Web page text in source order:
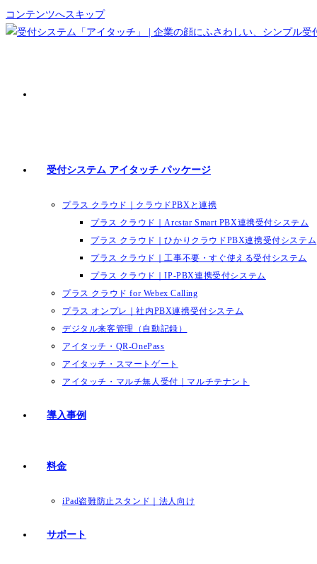
コンテンツへスキップ
受付システム アイタッチ パッケージ
プラス クラウド｜クラウドPBXと連携
プラス クラウド｜Arcstar Smart PBX連携受付システム
プラス クラウド｜ひかりクラウドPBX連携受付システム
プラス クラウド｜工事不要・すぐ使える受付システム
プラス クラウド｜IP-PBX連携受付システム
プラス クラウド for Webex Calling
プラス オンプレ｜社内PBX連携受付システム
デジタル来客管理（自動記録）
アイタッチ・QR-OnePass
アイタッチ・スマートゲート
アイタッチ・マルチ無人受付｜マルチテナント
導入事例
料金
iPad盗難防止スタンド｜法人向け
サポート